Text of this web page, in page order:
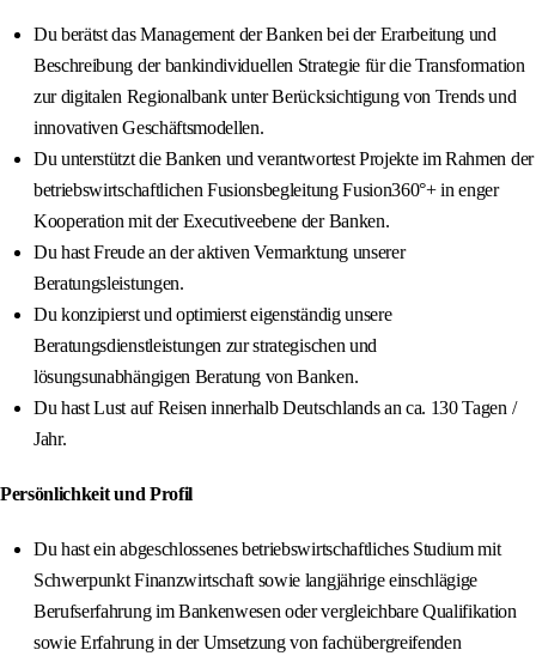
Du berätst das Management der Banken bei der Erarbeitung und
Beschreibung der bankindividuellen Strategie für die Transformation
zur digitalen Regionalbank unter Berücksichtigung von Trends und
innovativen Geschäftsmodellen.
Du unterstützt die Banken und verantwortest Projekte im Rahmen der
betriebswirtschaftlichen Fusionsbegleitung Fusion360°+ in enger
Kooperation mit der Executiveebene der Banken.
Du hast Freude an der aktiven Vermarktung unserer
Beratungsleistungen.
Du konzipierst und optimierst eigenständig unsere
Beratungsdienstleistungen zur strategischen und
lösungsunabhängigen Beratung von Banken.
Du hast Lust auf Reisen innerhalb Deutschlands an ca. 130 Tagen /
Jahr.
Persönlichkeit und Profil
Du hast ein abgeschlossenes betriebswirtschaftliches Studium mit
Schwerpunkt Finanzwirtschaft sowie langjährige einschlägige
Berufserfahrung im Bankenwesen oder vergleichbare Qualifikation
sowie Erfahrung in der Umsetzung von fachübergreifenden